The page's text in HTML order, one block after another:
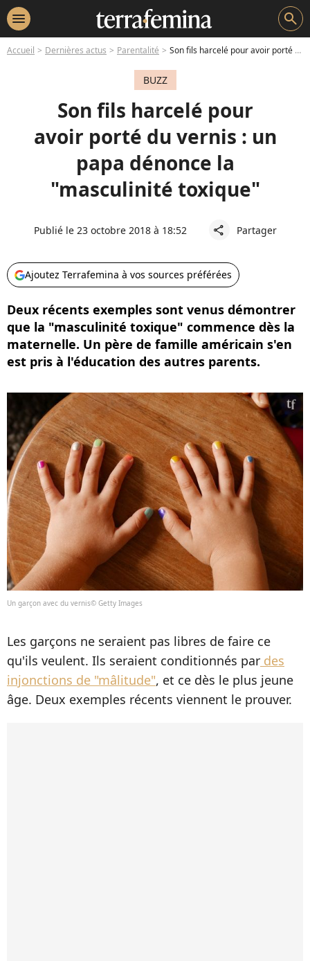
menu search
Accueil Dernières actus Parentalité Son fils harcelé pour avoir porté du vernis : un papa dénonce la "masculinité toxique"
BUZZ
Son fils harcelé pour
avoir porté du vernis : un
papa dénonce la
"masculinité toxique"
Publié le 23 octobre 2018 à 18:52 share Partager
Ajoutez Terrafemina à vos sources préférées
Deux récents exemples sont venus démontrer
que la "masculinité toxique" commence dès la
maternelle. Un père de famille américain s'en
est pris à l'éducation des autres parents.
Un garçon avec du vernis© Getty Images
Les garçons ne seraient pas libres de faire ce
qu'ils veulent. Ils seraient conditionnés par des
injonctions de "mâlitude", et ce dès le plus jeune
âge. Deux exemples récents viennent le prouver.